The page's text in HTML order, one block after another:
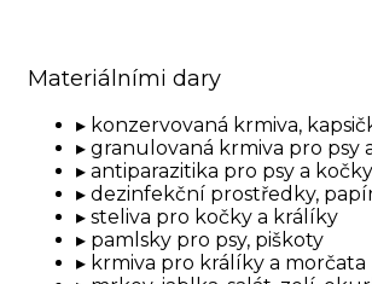
Materiálními dary
konzervovaná krmiva,
granulovaná krmiva pro psy
antiparazitika pro psy a kočky
dezinfekční prostředky,
steliva pro kočky a králíky
pamlsky pro psy, piškoty
krmiva pro králíky a morčata